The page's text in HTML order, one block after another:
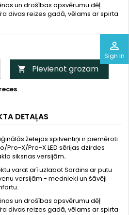
perm_identity
Sign In
un drošības apsvērumu dēļ
divas reizes gadā, vēlams ar spirta
 Pievienot grozam
DETAĻAS
želejas spilventiņi ir piemēroti
Pro-X/Pro-X LED sērijas dzirdes
siksnas versijām.
varat arī uzlabot Sordins ar putu
versijām - mednieki un šāvēji
un drošības apsvērumu dēļ
divas reizes gadā, vēlams ar spirta